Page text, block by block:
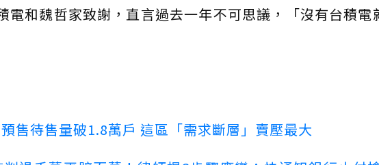
電和魏哲家致謝，直言過去一年不可思議，「沒有台積電
售待售量破1.8萬戶 這區「需求斷層」賣壓最大